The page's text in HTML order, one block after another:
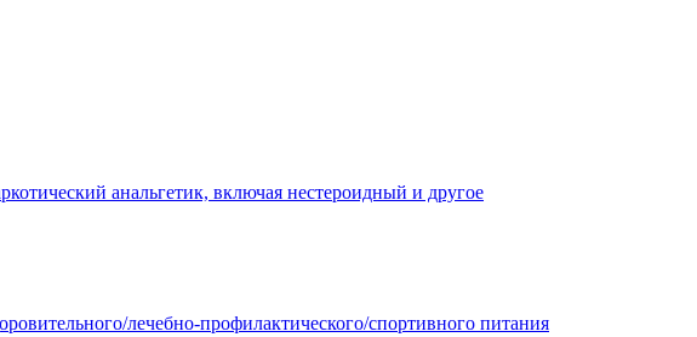
анальгетик, включая нестероидный и другое
лечебно-профилактического/спортивного питания